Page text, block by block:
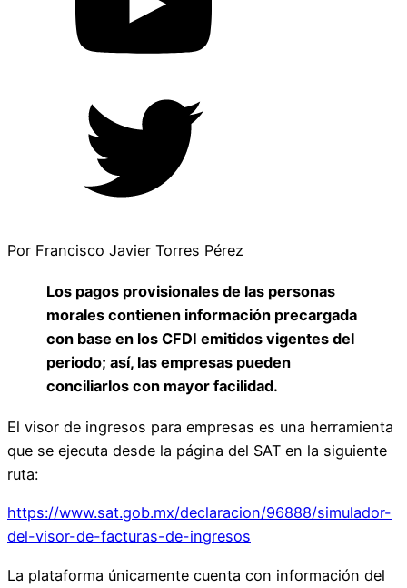
Por Francisco Javier Torres Pérez
Los pagos provisionales de las personas
morales contienen información precargada
con base en los CFDI emitidos vigentes del
periodo; así, las empresas pueden
conciliarlos con mayor facilidad.
El visor de ingresos para empresas es una herramienta
que se ejecuta desde la página del SAT en la siguiente
ruta:
https://www.sat.gob.mx/declaracion/96888/simulador-
del-visor-de-facturas-de-ingresos
La plataforma únicamente cuenta con información del